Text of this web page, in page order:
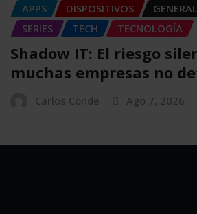
APPS DISPOSITIVOS GENERAL
SERIES
TECH TECNOLOGÍA
Shadow IT: El riesgo
muchas empresas no
Carlos Conde Ago 7, 2026